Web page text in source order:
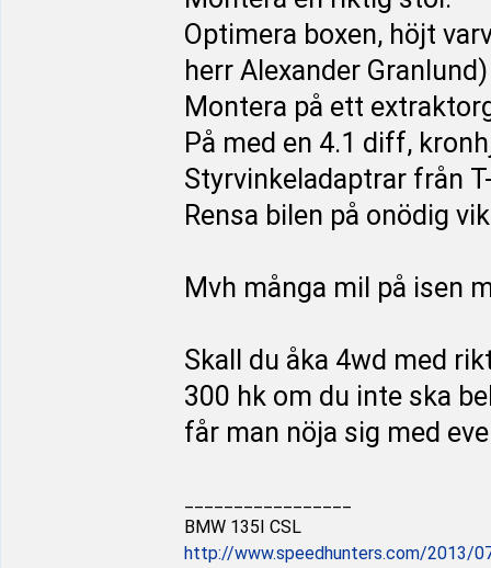
Optimera boxen, höjt
herr Alexander Granlund)
Montera på ett
På med en 4.1 diff,
Styrvinkeladaptrar från
Rensa bilen på onödig
Mvh många mil på isen
Skall du åka 4wd med
300 hk om du inte ska
får man nöja sig med
BMW 135I CSL
http://www.speedhunters.com/2013/